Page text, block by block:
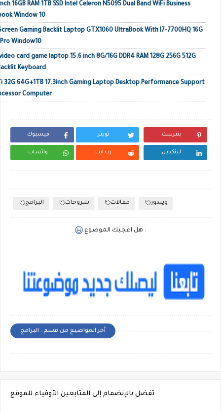
16GB RAM 1TB SSD Intel Celeron N5095 Dual Band WiFi Business
Window 10
Gaming Backlit Laptop GTX1060 UltraBook With I7-7700HQ 16G
Pro Window10
card game laptop 15.6 inch 8G/16G DDR4 RAM 128G 256G 512G
Keyboard
32G 64G+1TB 17.3inch Gaming Laptop Desktop Performance Support
Computer
فيسبوك تويتر بنترست
واتساب ريدايت لينكدين
البرامج شروحات مقالات ويندوز
هل اعجبك الموضوع :
أخر المواضيع من قسم : البرامج
تفضل بالإنضمام إلى المتابعين الأوفياء للموقع